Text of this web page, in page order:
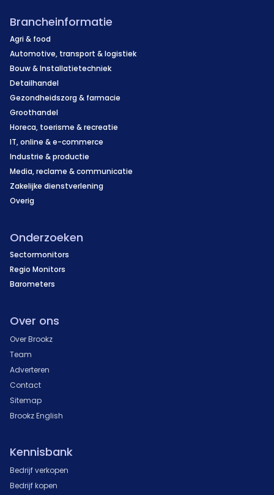
Brancheinformatie
Agri & food
Automotive, transport & logistiek
Bouw & Installatietechniek
Detailhandel
Gezondheidszorg & farmacie
Groothandel
Horeca, toerisme & recreatie
IT, online & e-commerce
Industrie & productie
Media, reclame & communicatie
Zakelijke dienstverlening
Overig
Onderzoeken
Sectormonitors
Regio Monitors
Barometers
Over ons
Over Brookz
Team
Adverteren
Contact
Sitemap
Brookz English
Kennisbank
Bedrijf verkopen
Bedrijf kopen